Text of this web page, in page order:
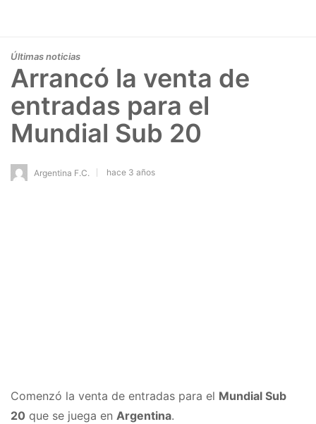
Últimas noticias
Arrancó la venta de
entradas para el
Mundial Sub 20
Argentina F.C. hace 3 años
Comenzó la venta de entradas para el Mundial Sub
20 que se juega en Argentina.